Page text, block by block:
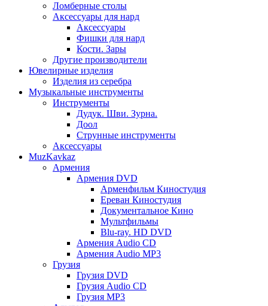
Ломберные столы
Аксессуары для нард
Аксессуары
Фишки для нард
Кости. Зары
Другие производители
Ювелирные изделия
Изделия из серебра
Музыкальные инструменты
Инструменты
Дудук. Шви. Зурна.
Доол
Струнные инструменты
Аксессуары
MuzKavkaz
Армения
Армения DVD
Арменфильм Киностудия
Ереван Киностудия
Документальное Кино
Мультфильмы
Blu-ray. HD DVD
Армения Audio CD
Армения Audio MP3
Грузия
Грузия DVD
Грузия Audio CD
Грузия MP3